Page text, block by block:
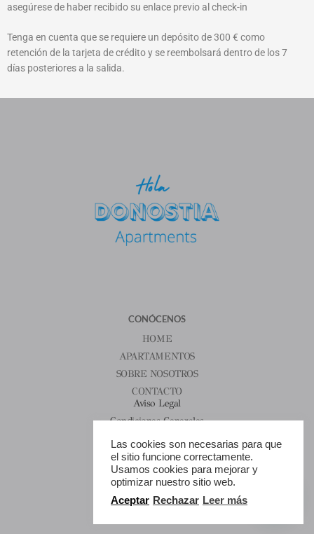
asegúrese de haber recibido su enlace previo al check-in
Tenga en cuenta que se requiere un depósito de 300 € como
retención de la tarjeta de crédito y se reembolsará dentro de los 7
días posteriores a la salida.
CONÓCENOS
HOME
APARTAMENTOS
SOBRE NOSOTROS
CONTACTO
Aviso Legal
Condiciones Generales
Política De Cookies
HORARIOS
Todos Los Días
9:00 Am – 8:00 Pm
Las cookies son necesarias para que
el sitio funcione correctamente.
Usamos cookies para mejorar y
optimizar nuestro sitio web.
Aceptar Rechazar Leer más